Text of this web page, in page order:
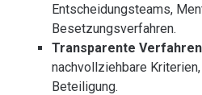
Entscheidungsteams,
Besetzungsverfahren.
Transparente Verfahren
nachvollziehbare
Beteiligung.